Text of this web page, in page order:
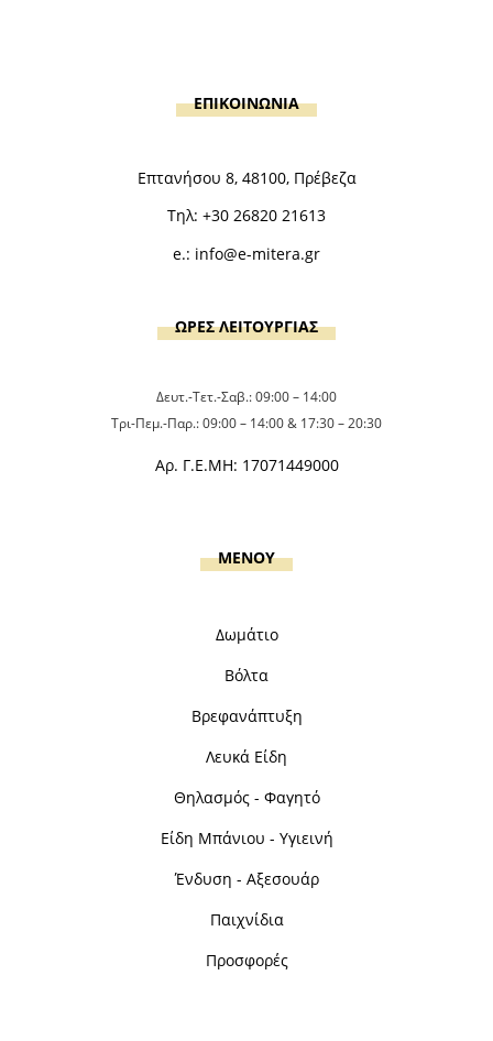
ΕΠΙΚΟΙΝΩΝΙΑ
Επτανήσου 8, 48100, Πρέβεζα
Τηλ: +30 26820 21613
e.: info@e-mitera.gr
ΩΡΕΣ ΛΕΙΤΟΥΡΓΙΑΣ
Δευτ.-Τετ.-Σαβ.: 09:00 – 14:00
Τρι-Πεμ.-Παρ.: 09:00 – 14:00 & 17:30 – 20:30
Αρ. Γ.Ε.ΜΗ: 17071449000
MENOY
Δωμάτιο
Βόλτα
Βρεφανάπτυξη
Λευκά Είδη
Θηλασμός - Φαγητό
Είδη Μπάνιου - Υγιεινή
Ένδυση - Αξεσουάρ
Παιχνίδια
Προσφορές